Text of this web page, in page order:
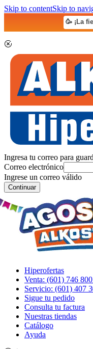
Skip to contentSkip to
🥳 ¡La
Ingresa tu correo para
Correo electrónico
Ingrese un correo válido
Continuar
Hiperofertas
Venta: (601) 746
Servicio: (601) 407
Sigue tu pedido
Consulta tu factura
Nuestras tiendas
Catálogo
Ayuda